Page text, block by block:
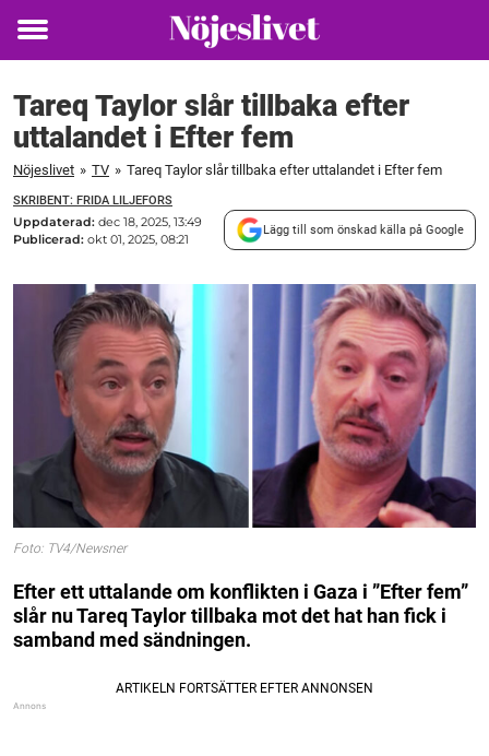
Toggle
Tareq Taylor slår tillbaka efter
uttalandet i Efter fem
Nöjeslivet » TV » Tareq Taylor slår tillbaka efter uttalandet i Efter fem
SKRIBENT: FRIDA LILJEFORS
Uppdaterad: dec 18, 2025, 13:49
Publicerad: okt 01, 2025, 08:21
Lägg till som önskad källa på Google
Foto: TV4/Newsner
Efter ett uttalande om konflikten i Gaza i ”Efter fem”
slår nu Tareq Taylor tillbaka mot det hat han fick i
samband med sändningen.